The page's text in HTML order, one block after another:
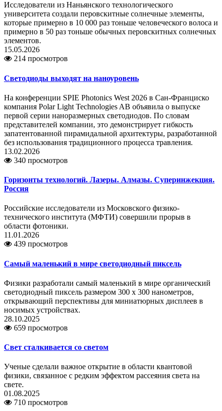
Исследователи из Наньянского технологического
университета создали перовскитные солнечные элементы,
которые примерно в 10 000 раз тоньше человеческого волоса и
примерно в 50 раз тоньше обычных перовскитных солнечных
элементов.
15.05.2026
214 просмотров
Светодиоды выходят на наноуровень
На конференции SPIE Photonics West 2026 в Сан-Франциско
компания Polar Light Technologies AB объявила о выпуске
первой серии наноразмерных светодиодов. По словам
представителей компании, это демонстрирует гибкость
запатентованной пирамидальной архитектуры, разработанной
без использования традиционного процесса травления.
13.02.2026
340 просмотров
Горизонты технологий. Лазеры. Алмазы. Суперинжекция.
Россия
Российские исследователи из Московского физико-
технического института (МФТИ) совершили прорыв в
области фотоники.
11.01.2026
439 просмотров
Самый маленький в мире светодиодный пиксель
Физики разработали самый маленький в мире органический
светодиодный пиксель размером 300 x 300 нанометров,
открывающий перспективы для миниатюрных дисплеев в
носимых устройствах.
28.10.2025
659 просмотров
Свет сталкивается со светом
Ученые сделали важное открытие в области квантовой
физики, связанное с редким эффектом рассеяния света на
свете.
01.08.2025
710 просмотров